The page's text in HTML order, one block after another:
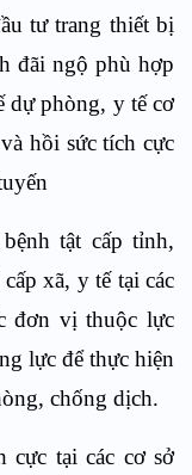
tư trang thiết bị
đãi ngộ phù hợp
dự phòng, y tế cơ
hồi sức tích cực
tật cấp tỉnh,
xã, y tế tại các
đơn vị thuộc lực
lực để thực hiện
chống dịch.
cực tại các cơ sở